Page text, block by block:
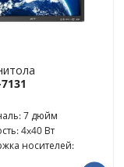
7 дюйм
4x40 Вт
носителей: